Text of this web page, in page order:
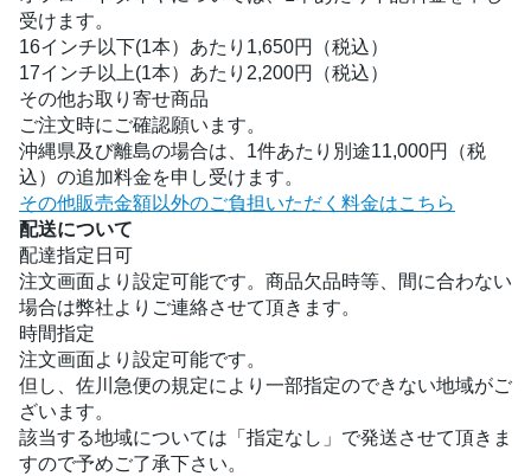
受けます。
16インチ以下(1本）あたり1,650円（税込）
17インチ以上(1本）あたり2,200円（税込）
その他お取り寄せ商品
ご注文時にご確認願います。
沖縄県及び離島の場合は、1件あたり別途11,000円（税
込）の追加料金を申し受けます。
その他販売金額以外のご負担いただく料金はこちら
配送について
配達指定日可
注文画面より設定可能です。商品欠品時等、間に合わない
場合は弊社よりご連絡させて頂きます。
時間指定
注文画面より設定可能です。
但し、佐川急便の規定により一部指定のできない地域がご
ざいます。
該当する地域については「指定なし」で発送させて頂きま
すので予めご了承下さい。